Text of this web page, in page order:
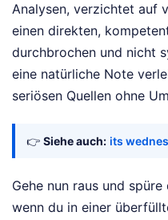
Analysen, verzichtet auf
einen direkten,
durchbrochen und nicht
eine natürliche Note
seriösen Quellen ohne
👉 Siehe auch: its
Gehe nun raus und
wenn du in einer